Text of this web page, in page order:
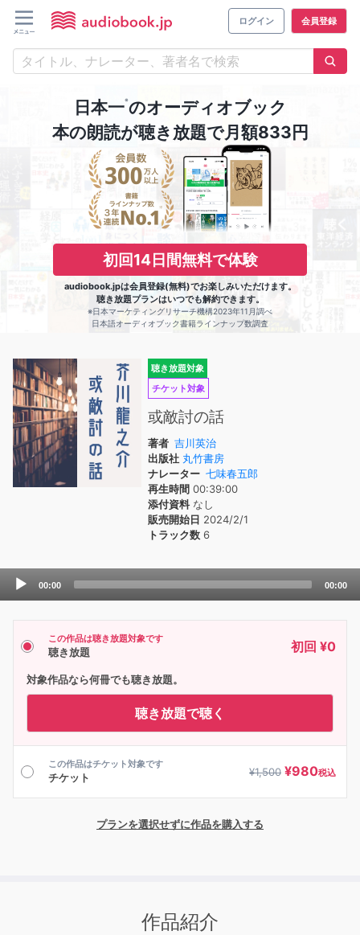
ログイン 会員登録
日本一※のオーディオブック
本の朗読が聴き放題で月額833円
初回14日間無料で体験
audiobook.jpは会員登録(無料)でお楽しみいただけます。
聴き放題プランはいつでも解約できます。
※日本マーケティングリサーチ機構2023年11月調べ
日本語オーディオブック書籍ラインナップ数調査
聴き放題対象
チケット対象
或敵討の話
著者 吉川英治
出版社 丸竹書房
ナレーター 七味春五郎
再生時間 00:39:00
添付資料なし
販売開始日 2024/2/1
トラック数 6
Audio
00:00 00:00
この作品は聴き放題対象です
聴き放題 初回 ¥0
対象作品なら何冊でも聴き放題。
聴き放題で聴く
この作品はチケット対象です
チケット ¥1,500 ¥980税込
プランを選択せずに作品を購入する
作品紹介